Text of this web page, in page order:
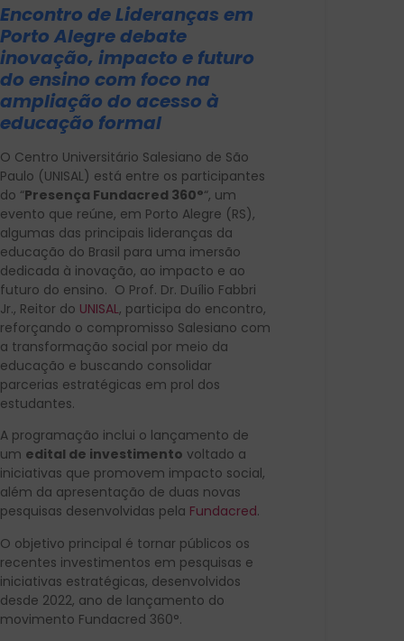
Encontro de Lideranças em
Porto Alegre debate
inovação, impacto e futuro
do ensino com foco na
ampliação do acesso à
educação formal
O Centro Universitário Salesiano de São
Paulo (UNISAL) está entre os participantes
do “Presença Fundacred 360°“, um
evento que reúne, em Porto Alegre (RS),
algumas das principais lideranças da
educação do Brasil para uma imersão
dedicada à inovação, ao impacto e ao
futuro do ensino. O Prof. Dr. Duílio Fabbri
Jr., Reitor do UNISAL, participa do encontro,
reforçando o compromisso Salesiano com
a transformação social por meio da
educação e buscando consolidar
parcerias estratégicas em prol dos
estudantes.
A programação inclui o lançamento de
um edital de investimento voltado a
iniciativas que promovem impacto social,
além da apresentação de duas novas
pesquisas desenvolvidas pela Fundacred.
O objetivo principal é tornar públicos os
recentes investimentos em pesquisas e
iniciativas estratégicas, desenvolvidos
desde 2022, ano de lançamento do
movimento Fundacred 360°.